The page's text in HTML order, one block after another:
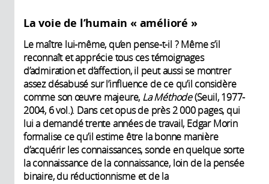
La voie de l’humain« amélioré »
Le maître lui-même, qu’en pense-t-il ? Même s’il
reconnaît et apprécie tous ces témoignages
d’admiration et d’affection, il peut aussi se montrer
assez désabusé sur l’influence de ce qu’il considère
comme son œuvre majeure, La Méthode(Seuil, 1977-
2004, 6 vol.). Dans cet opus de près 2 000 pages, qui
lui a demandé trente années de travail, Edgar Morin
formalise ce qu’il estime être la bonne manière
d’acquérir les connaissances, sonde en quelque sorte
la connaissance de la connaissance, loin de la pensée
binaire, du réductionnisme et de la